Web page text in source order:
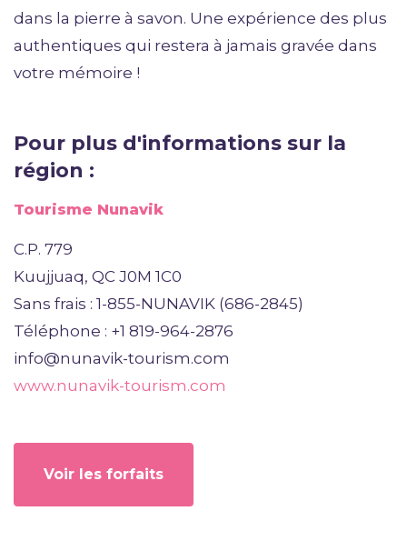
dans la pierre à savon. Une expérience des plus
authentiques qui restera à jamais gravée dans
votre mémoire !
Pour plus d'informations sur la
région :
Tourisme Nunavik
C.P. 779
Kuujjuaq, QC J0M 1C0
Sans frais : 1-855-NUNAVIK (686-2845)
Téléphone : +1 819-964-2876
info@nunavik-tourism.com
www.nunavik-tourism.com
Voir les forfaits